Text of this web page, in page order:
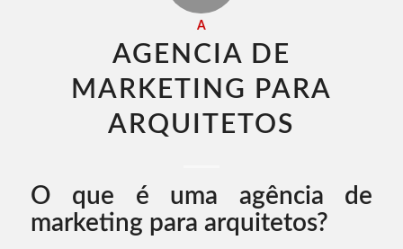
A
AGENCIA DE
MARKETING PARA
ARQUITETOS​
O que é uma agência de
marketing para arquitetos?